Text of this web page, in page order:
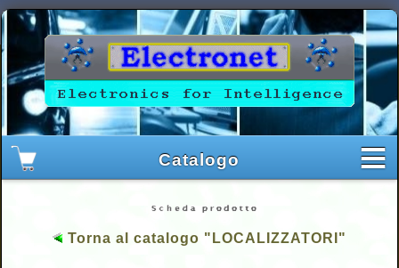
Torna al catalogo "LOCALIZZATORI"